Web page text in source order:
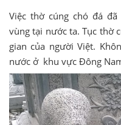
Việc thờ cúng chó đá
vùng tại nước ta. Tục thờ
gian của người Việt.
nước ở khu vực Đông